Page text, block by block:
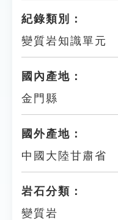
紀錄類別：
變質岩知識單元
國內產地：
金門縣
國外產地：
中國大陸甘肅省
岩石分類：
變質岩